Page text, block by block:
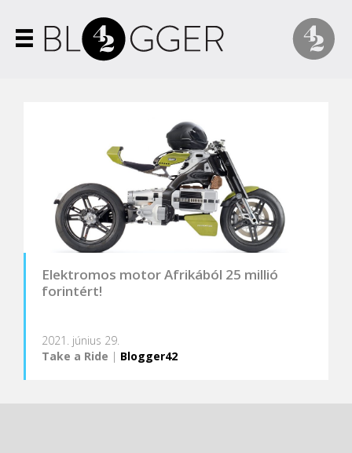
Elektromos motor Afrikából 25 millió
forintért!
2021. június 29.
Take a Ride | Blogger42